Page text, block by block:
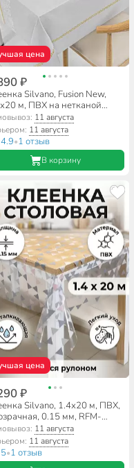
цена
₽
Silvano, Fusion New,
м, ПВХ на нетканой
LJ81811B-1
11 августа
11 августа
4.9•1 отзыв
В корзину
цена
₽
Silvano, 1.4х20 м, ПВХ,
0.15 мм, RFM-
11 августа
11 августа
5•1 отзыв